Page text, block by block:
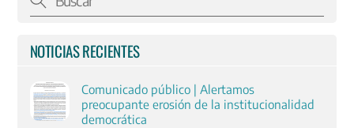
NOTICIAS RECIENTES
Comunicado público | Alertamos
preocupante erosión de la institucionalidad
democrática